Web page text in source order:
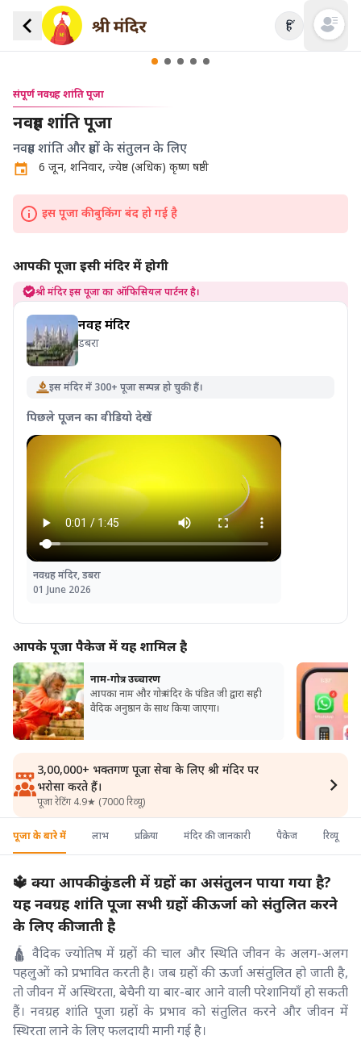
हिं Open
संपूर्ण नवग्रह शांति पूजा
नवग्रह शांति पूजा
नवग्रह शांति और ग्रहों के संतुलन के लिए
6 जून, शनिवार, ज्येष्ठ (अधिक) कृष्ण षष्ठी
इस पूजा की बुकिंग बंद हो गई है
आपकी पूजा इसी मंदिर में होगी
श्री मंदिर इस पूजा का ऑफिसियल पार्टनर है।
नवग्रह मंदिर
डबरा
इस मंदिर में 300+ पूजा सम्पन्न हो चुकी हैं।
पिछले पूजन का वीडियो देखें
नवग्रह मंदिर, डबरा
01 June 2026
आपके पूजा पैकेज में यह शामिल है
नाम-गोत्र उच्चारण
आपका नाम और गोत्र मंदिर के पंडित जी द्वारा सही
वैदिक अनुष्ठान के साथ किया जाएगा।
3,00,000+ भक्तगण पूजा सेवा के लिए श्री मंदिर पर
भरोसा करते हैं।
पूजा रेटिंग 4.9★ (7000 रिव्यू)
पूजा के बारे में लाभ प्रक्रिया मंदिर की जानकारी पैकेज रिव्यू
🔱 क्या आपकी कुंडली में ग्रहों का असंतुलन पाया गया है?
यह नवग्रह शांति पूजा सभी ग्रहों की ऊर्जा को संतुलित करने
के लिए की जाती है
🛕 वैदिक ज्योतिष में ग्रहों की चाल और स्थिति जीवन के अलग-अलग
पहलुओं को प्रभावित करती है। जब ग्रहों की ऊर्जा असंतुलित हो जाती है,
तो जीवन में अस्थिरता, बेचैनी या बार-बार आने वाली परेशानियाँ हो सकती
हैं। नवग्रह शांति पूजा ग्रहों के प्रभाव को संतुलित करने और जीवन में
स्थिरता लाने के लिए फलदायी मानी गई है।